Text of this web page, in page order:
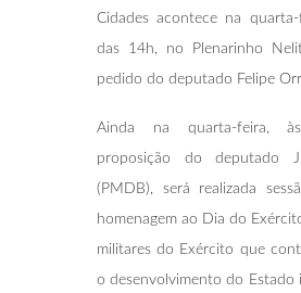
Cidades acontece na
das 14h, no Plenarinho
pedido do deputado Felipe
Ainda na quarta-feira,
proposição do deputado
(PMDB), será realizada
homenagem ao Dia do
militares do Exército que
o desenvolvimento do Estado